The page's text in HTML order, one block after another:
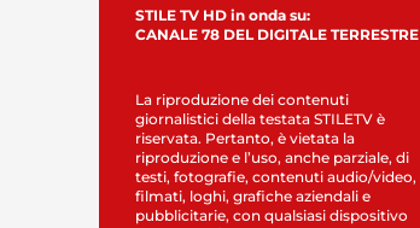
STILE TV HD in onda su:
CANALE 78 DEL DIGITALE TERRESTRE
La riproduzione dei contenuti
giornalistici della testata STILETV è
riservata. Pertanto, è vietata la
riproduzione e l’uso, anche parziale, di
testi, fotografie, contenuti audio/video,
filmati, loghi, grafiche aziendali e
pubblicitarie, con qualsiasi dispositivo